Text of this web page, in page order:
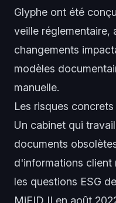
Glyphe ont été
veille réglementaire,
changements
modèles
manuelle.
Les risques
Un cabinet qui
documents
d'informations client
les questions ESG
MiFID II en août